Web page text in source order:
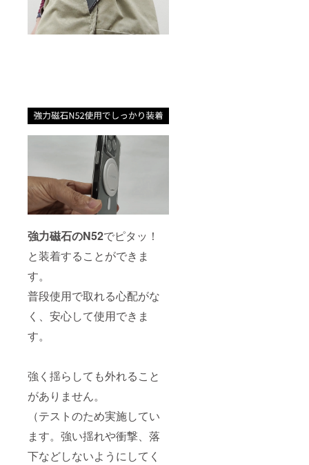
強力磁石のN52でピタッ！
と装着することができま
す。
普段使用で取れる心配がな
く、安心して使用できま
す。
強く揺らしても外れること
がありません。
（テストのため実施してい
ます。強い揺れや衝撃、落
下などしないようにしてく